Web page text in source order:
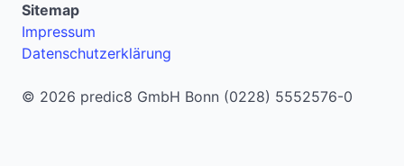
Sitemap
Impressum
Datenschutzerklärung
© 2026 predic8 GmbH Bonn (0228) 5552576-0